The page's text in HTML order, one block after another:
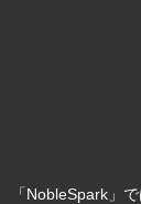
「NobleSpark」